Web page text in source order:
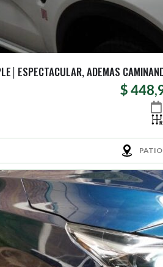
ADEMAS
$